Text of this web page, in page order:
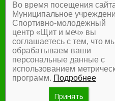
Главная
Документы
Муниципальное
центр "Щит
Разработка:
Во время посещения
Муниципальное
Спортивно-молодежный
центр «Щит и меч» вы
соглашаетесь с тем, что
обрабатываем ваши
персональные данные с
использованием
программ. Подробнее